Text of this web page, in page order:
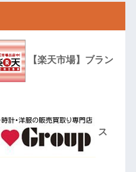
【楽天市場】ブラン
ス